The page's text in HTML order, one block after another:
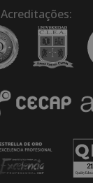
Acreditações: